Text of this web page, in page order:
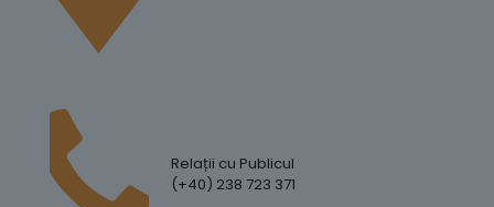
Relații cu Publicul
(+40) 238 723 371